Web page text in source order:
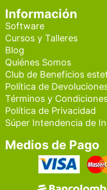
Información
Software
Cursos y Talleres
Blog
Quiénes Somos
Club de Beneficios
Política de
Términos y
Política de Privacidad
Súper Intendencia de
Medios de Pago